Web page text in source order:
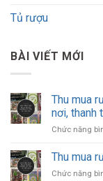
Tủ rượu
BÀI VIẾT MỚI
Thu mua
nơi, thanh
Chức năng
Thu mua
Chức năng